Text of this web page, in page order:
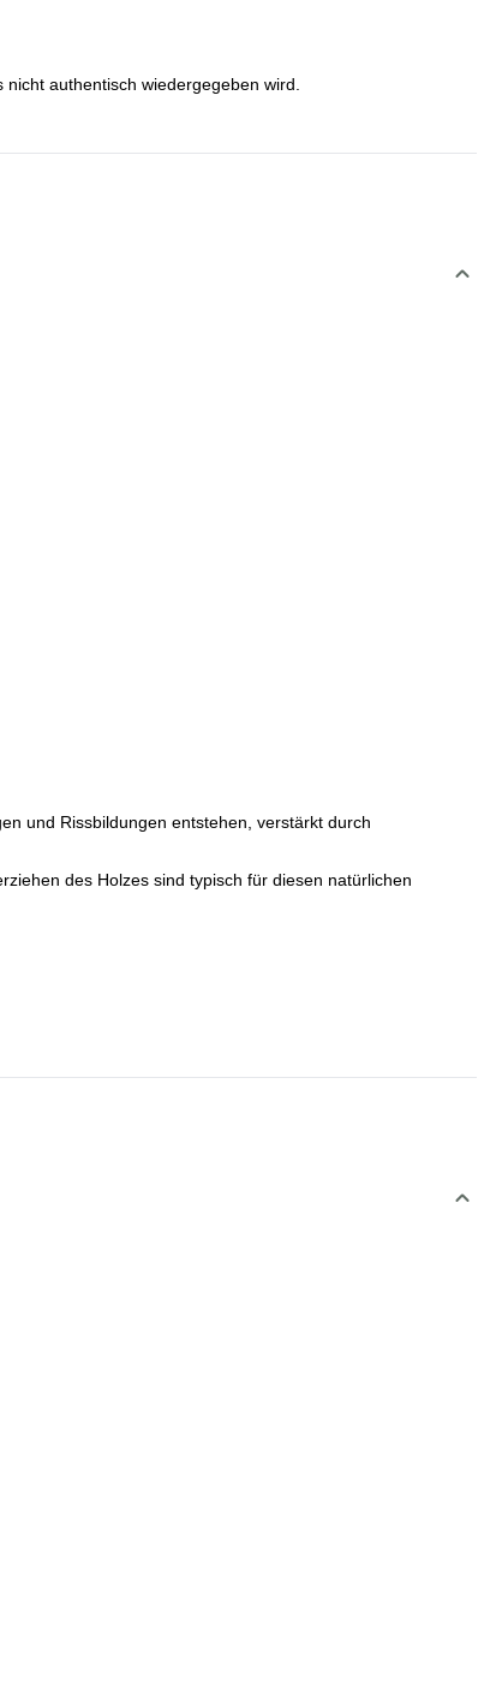
authentisch wiedergegeben wird.
und Rissbildungen entstehen, verstärkt durch
des Holzes sind typisch für diesen natürlichen